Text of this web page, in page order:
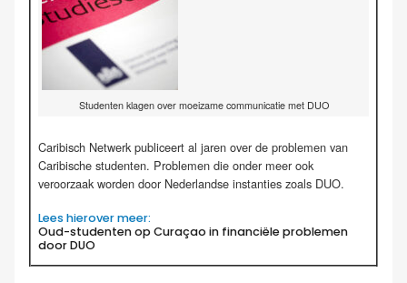
Studenten klagen over moeizame communicatie met DUO
Caribisch Netwerk publiceert al jaren over de problemen van
Caribische studenten. Problemen die onder meer ook
veroorzaak worden door Nederlandse instanties zoals DUO.
Lees hierover meer:
Oud-studenten op Curaçao in financiële problemen
door DUO